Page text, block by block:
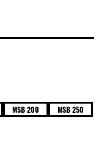
MSB 200
MSB 250